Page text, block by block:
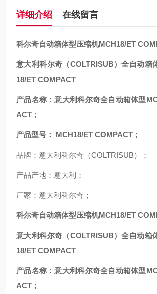
详细介绍 在线留言
科尔奇自动箱体型压缩机MCH18/ET
意大利科尔奇（COLTRISUB）全自动箱
18/ET COMPACT
产品名称：意大利科尔奇全自动箱体型
ACT；
产品型号： MCH18/ET COMPACT；
品牌：意大利科尔奇（COLTRISUB）；
产品产地：意大利；
厂家：意大利科尔奇；
科尔奇自动箱体型压缩机MCH18/ET
意大利科尔奇（COLTRISUB）全自动箱
18/ET COMPACT
产品名称：意大利科尔奇全自动箱体型
ACT；